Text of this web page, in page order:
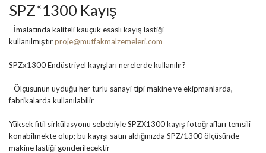
SPZ*1300 Kayış
- İmalatında kaliteli kauçuk esaslı kayış lastiği
kullanılmıştırproje@mutfakmalzemeleri.com
SPZx1300 Endüstriyel kayışları nerelerde kullanılır?
- Ölçüsünün uyduğu her türlü sanayi tipi makine ve ekipmanlarda,
fabrikalarda kullanılabilir
Yüksek fitil sirkülasyonu sebebiyle SPZX1300 kayış fotoğrafları temsili
konabilmekte olup; bu kayışı satın aldığınızda SPZ/1300 ölçüsünde
makine lastiği gönderilecektir